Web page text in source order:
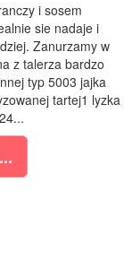
i sosem
sie nadaje i
Zanurzamy w
z talerza bardzo
typ 5003 jajka
tartej1 lyzka